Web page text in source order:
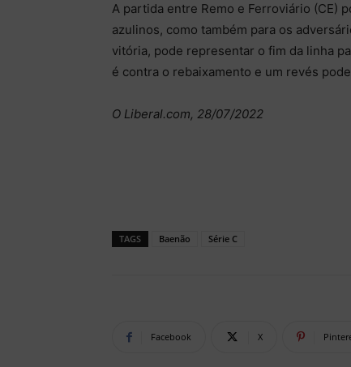
A partida entre Remo e Ferroviário (CE)
azulinos, como também para os
vitória, pode representar o fim da linha
é contra o rebaixamento e um revés
O Liberal.com, 28/07/2022
TAGS Baenão Série C
Facebook X